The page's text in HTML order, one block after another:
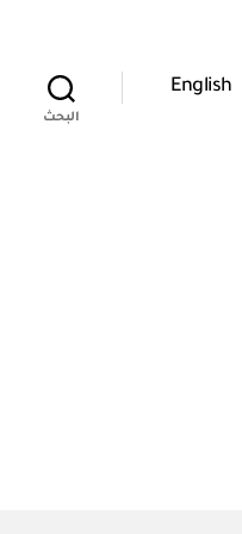
English
البحث